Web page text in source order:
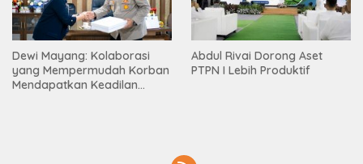
Dewi Mayang: Kolaborasi
yang Mempermudah Korban
Mendapatkan Keadilan
Abdul Rivai Dorong Aset
PTPN I Lebih Produktif